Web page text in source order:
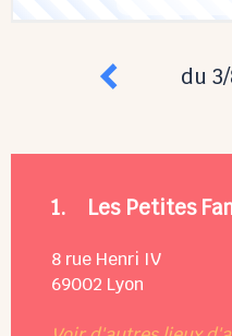
du
1. Les Petites
8 rue Henri IV
69002 Lyon